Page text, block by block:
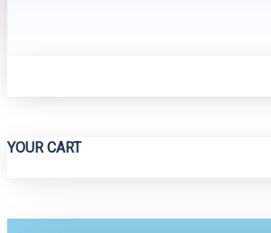
YOUR CART